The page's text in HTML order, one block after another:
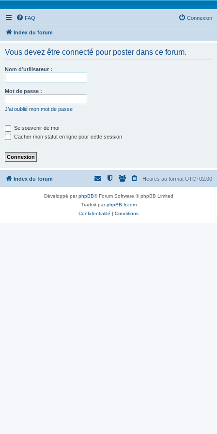
FAQ Connexion
Index du forum
Vous devez être connecté pour poster dans ce forum.
Nom d’utilisateur :
Mot de passe :
J’ai oublié mon mot de passe
Se souvenir de moi
Cacher mon statut en ligne pour cette session
Index du forum Heures au format UTC+02:00
Développé parphpBB® Forum Software © phpBB Limited
Traduit parphpBB-fr.com
Confidentialité | Conditions